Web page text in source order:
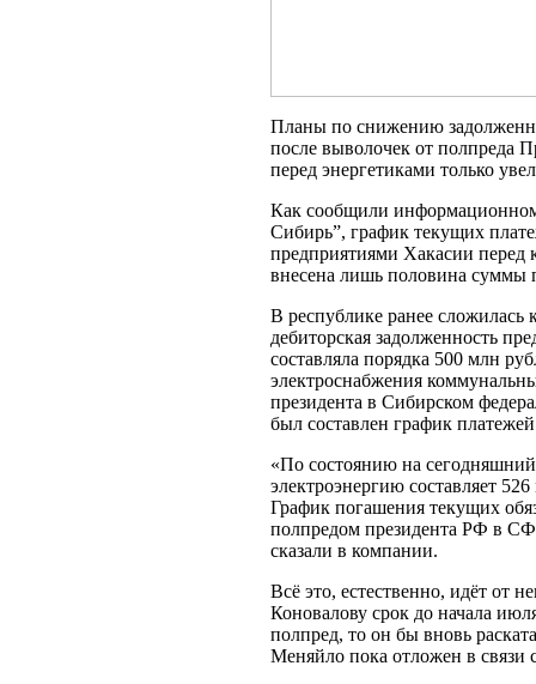
Планы по снижению
после выволочек от полпреда
перед энергетиками только
Как сообщили
Сибирь”, график текущих
предприятиями Хакасии
внесена лишь половина суммы
В республике ранее
дебиторская задолженность
составляла порядка 500 млн
электроснабжения
президента в Сибирском
был составлен график
«По состоянию на
электроэнергию составляет
График погашения текущих
полпредом президента РФ в
сказали в компании.
Всё это, естественно, идёт от
Коновалову срок до начала
полпред, то он бы вновь
Меняйло пока отложен в